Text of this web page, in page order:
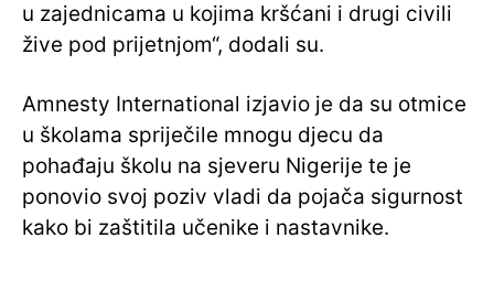
u zajednicama u kojima kršćani i drugi civili
žive pod prijetnjom“, dodali su.
Amnesty International izjavio je da su otmice
u školama spriječile mnogu djecu da
pohađaju školu na sjeveru Nigerije te je
ponovio svoj poziv vladi da pojača sigurnost
kako bi zaštitila učenike i nastavnike.